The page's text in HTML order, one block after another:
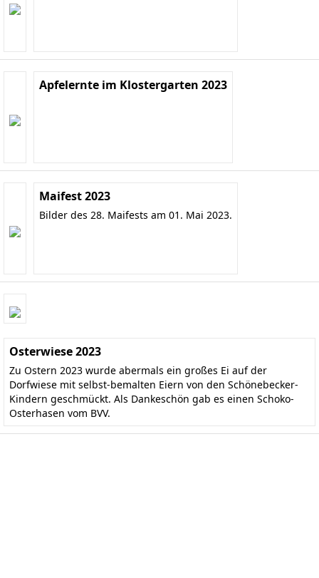
Apfelernte im Klostergarten 2023
Maifest 2023
Bilder des 28. Maifests am 01. Mai 2023.
Osterwiese 2023
Zu Ostern 2023 wurde abermals ein großes Ei auf der
Dorfwiese mit selbst-bemalten Eiern von den Schönebecker-
Kindern geschmückt. Als Dankeschön gab es einen Schoko-
Osterhasen vom BVV.